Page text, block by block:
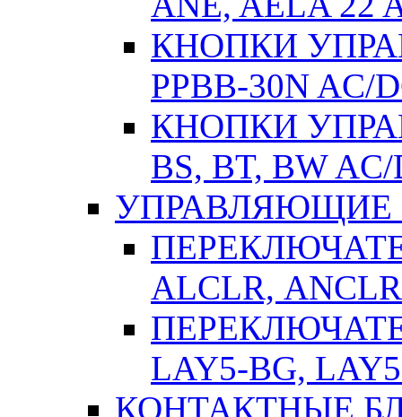
КНОПКИ
РPВВ-30N AC/
КНОПКИ
BS, BT, BW AC/
УПРАВЛЯЮЩИЕ
АLСLR, АNСLR
LAY5-BG,
КОНТАКТНЫЕ